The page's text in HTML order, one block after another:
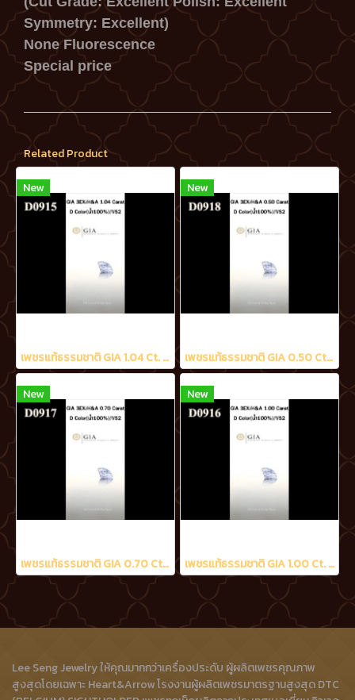
Symmetry: Excellent)
None Fluorescence
Special price
Related Product
New
เพชรแท้ธรรมชาติ GIA 1.04 Ct. D/VS2
New
เพชรแท้ธรรมชาติ GIA 0.50 Ct. D/VS2
New
เพชรแท้ธรรมชาติ GIA 0.70 Ct. D/VS2
New
เพชรแท้ธรรมชาติ GIA 1.00 Ct. D/VS2
Lee Seng Jewelry ให้คุณมากกว่าเครื่องประดับ ผู้ผลิตเพชรคุณภาพ
สูงสุดโดยเฉพาะ Heart&Arrow โรงงานผู้ผลิตเพชรมาตรฐานสูงสุด DTC